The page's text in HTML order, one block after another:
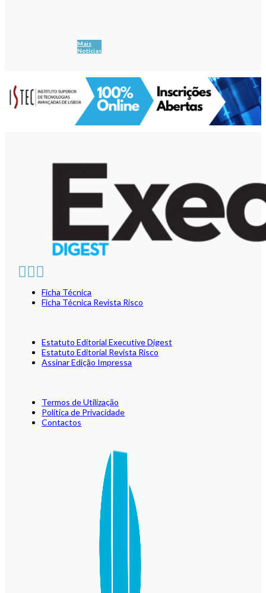
Mais
Notícias
Ficha Técnica
Ficha Técnica Revista Risco
Estatuto Editorial Executive Digest
Estatuto Editorial Revista Risco
Assinar Edição Impressa
Termos de Utilização
Política de Privacidade
Contactos